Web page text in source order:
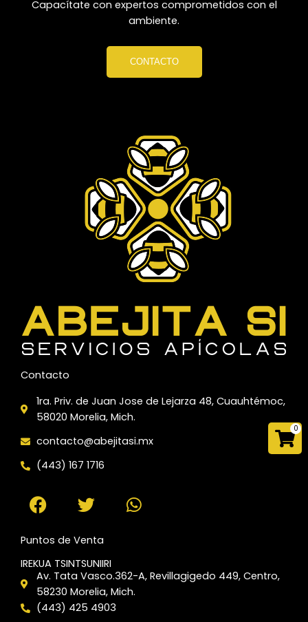
Capacítate con expertos comprometidos con el
ambiente.
CONTACTO
Contacto
1ra. Priv. de Juan Jose de Lejarza 48, Cuauhtémoc,
58020 Morelia, Mich.
contacto@abejitasi.mx
(443) 167 1716
a
c
e
b
o
o
k
w
i
t
t
e
r
h
a
a
p
p
Puntos de Venta
IREKUA TSINTSUNIIRI
Av. Tata Vasco.362-A, Revillagigedo 449, Centro,
58230 Morelia, Mich.
(443) 425 4903
0